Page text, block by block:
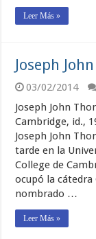
Leer Más »
Joseph
03/02/2014
Joseph John
Cambridge, id.,
Joseph John
tarde en la
College de
ocupó la
nombrado …
Leer Más »